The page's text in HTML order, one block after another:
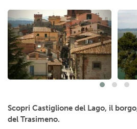
Scopri Castiglione del Lago, il
del Trasimeno.